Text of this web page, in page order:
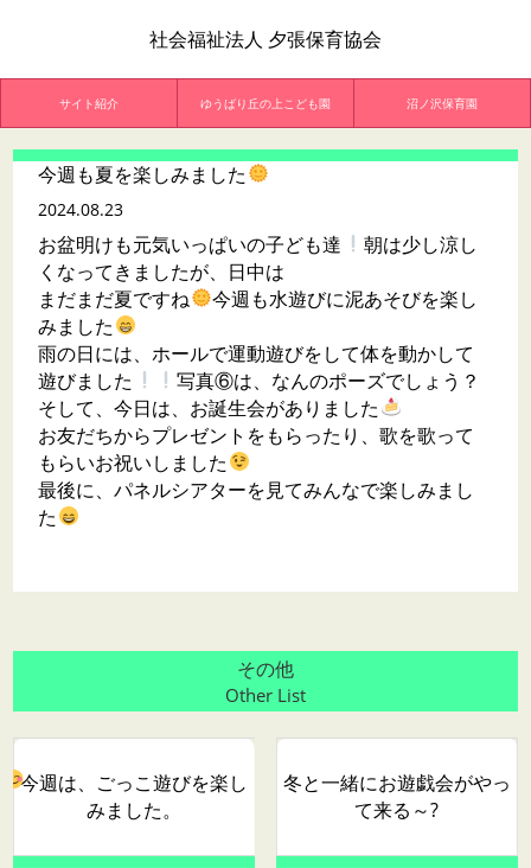
社会福祉法人 夕張保育協会
サイト紹介 ゆうばり丘の上こども園 沼ノ沢保育園
今週も夏を楽しみました
2024.08.23
お盆明けも元気いっぱいの子ども達
朝は少し涼し
くなってきましたが、日中は
まだまだ夏ですね
今週も水遊びに泥あそびを楽し
みました
雨の日には、ホールで運動遊びをして体を動かして
遊びました
写真⑥は、なんのポーズでしょう？
そして、今日は、お誕生会がありました
お友だちからプレゼントをもらったり、歌を歌って
もらいお祝いしました
最後に、パネルシアターを見てみんなで楽しみまし
た
その他
Other List
今週は、ごっこ遊びを楽し
みました。
冬と一緒にお遊戯会がやっ
て来る～?